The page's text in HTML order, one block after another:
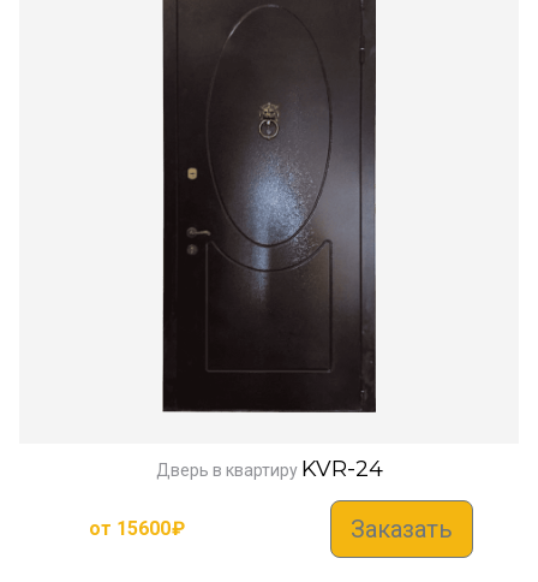
Дверь в квартиру KVR-24
от 15600₽ Заказать